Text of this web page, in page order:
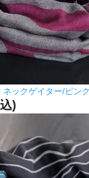
ネックゲイター/ピン
)